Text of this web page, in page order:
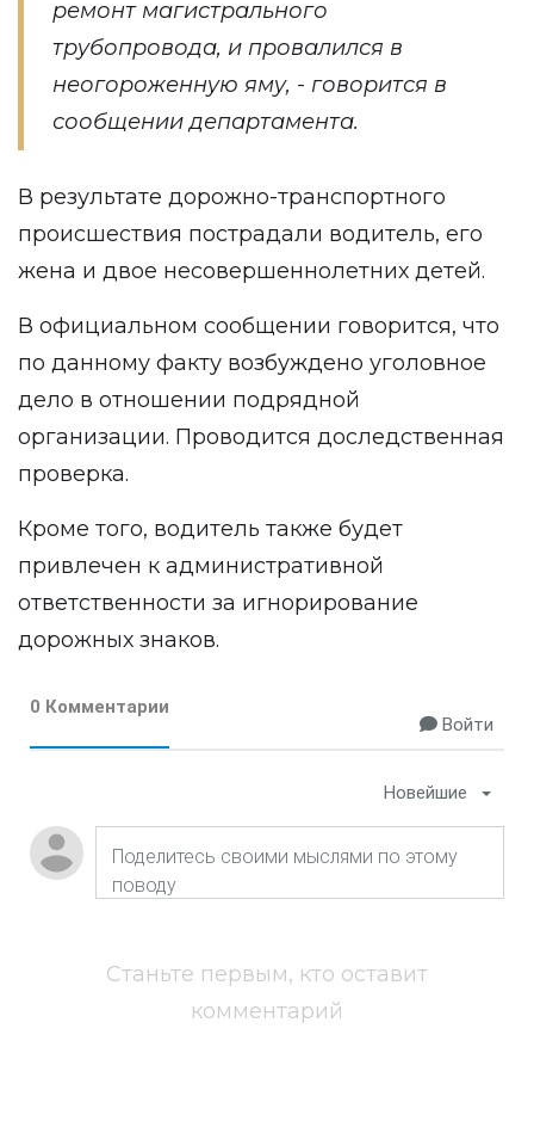
ремонт магистрального
трубопровода, и провалился в
неогороженную яму, - говорится в
сообщениидепартамента.
В результате дорожно-транспортного
происшествия пострадали водитель, его
жена и двое несовершеннолетних детей.
В официальном сообщении говорится, что
по данному факту возбуждено уголовное
дело в отношении подрядной
организации. Проводится доследственная
проверка.
Кроме того, водитель также будет
привлечен к административной
ответственности за игнорирование
дорожных знаков.
0 Комментарии
Войти
Новейшие
Станьте первым, кто оставит
комментарий